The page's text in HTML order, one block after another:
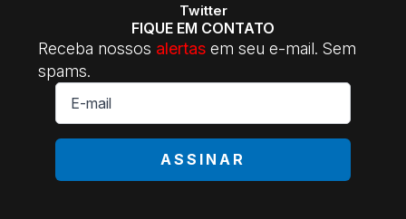
Twitter
FIQUE EM CONTATO
Receba nossos alertas em seu e-mail. Sem
spams.
E-
mail
ASSINAR